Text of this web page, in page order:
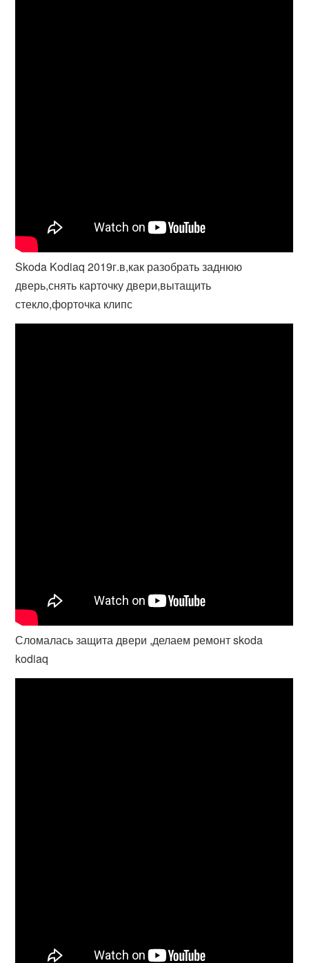
Skoda Kodiaq 2019г.в,как разобрать заднюю
дверь,снять карточку двери,вытащить
стекло,форточка клипс
Сломалась защита двери ,делаем ремонт skoda
kodiaq